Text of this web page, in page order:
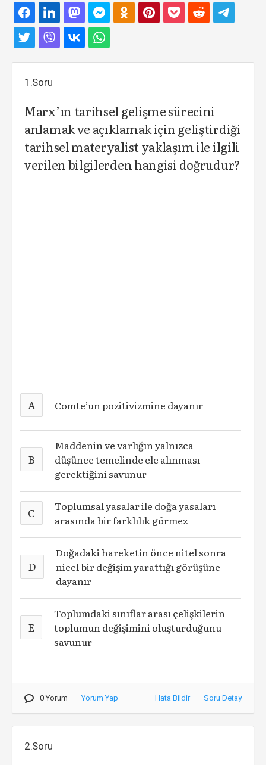
1.Soru
Marx’ın tarihsel gelişme sürecini
anlamak ve açıklamak için geliştirdiği
tarihsel materyalist yaklaşım ile ilgili
verilen bilgilerden hangisi doğrudur?
A Comte’un pozitivizmine dayanır
B
Maddenin ve varlığın yalnızca
düşünce temelinde ele alınması
gerektiğini savunur
C
Toplumsal yasalar ile doğa yasaları
arasında bir farklılık görmez
D
Doğadaki hareketin önce nitel sonra
nicel bir değişim yarattığı görüşüne
dayanır
E
Toplumdaki sınıflar arası çelişkilerin
toplumun değişimini oluşturduğunu
savunur
0 Yorum Yorum Yap Hata Bildir Soru Detay
2.Soru